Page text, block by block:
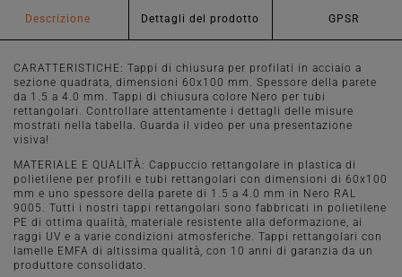
Descrizione Dettagli del prodotto GPSR
CARATTERISTICHE: Tappi di chiusura per profilati in acciaio a
sezione quadrata, dimensioni 60x100 mm. Spessore della parete
da 1.5 a 4.0 mm. Tappi di chiusura colore Nero per tubi
rettangolari. Controllare attentamente i dettagli delle misure
mostrati nella tabella. Guarda il video per una presentazione
visiva!
MATERIALE E QUALITÀ: Cappuccio rettangolare in plastica di
polietilene per profili e tubi rettangolari con dimensioni di 60x100
mm e uno spessore della parete di 1.5 a 4.0 mm in Nero RAL
9005. Tutti i nostri tappi rettangolari sono fabbricati in polietilene
PE di ottima qualità, materiale resistente alla deformazione, ai
raggi UV e a varie condizioni atmosferiche. Tappi rettangolari con
lamelle EMFA di altissima qualità, con 10 anni di garanzia da un
produttore consolidato.